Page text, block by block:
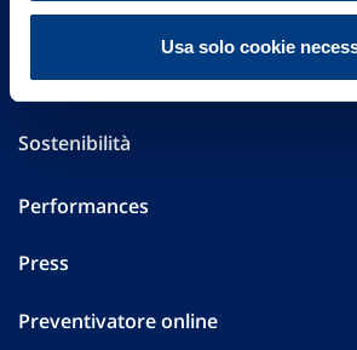
Usa solo cookie
Altre informazioni
Sostenibilità
Performances
Press
Preventivatore online